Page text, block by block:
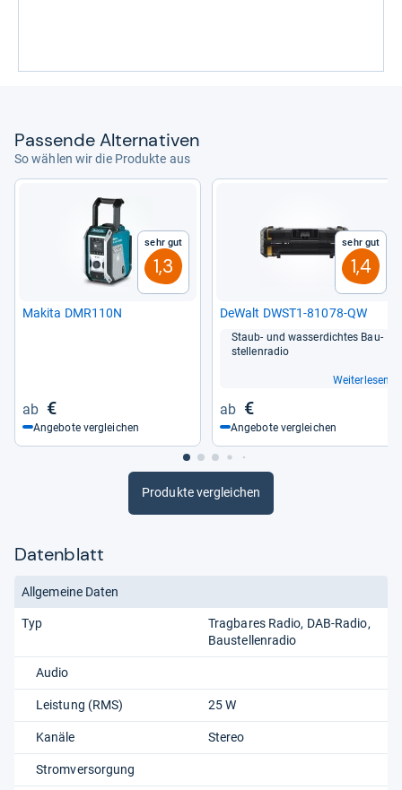
Pas­sende Alter­na­ti­ven
So wählen wir die Produkte aus
Sehr gut
1,3
Makita DMR110N
€
Angebote vergleichen
Sehr gut
1,4
DeWalt DWST1-​81078-​QW
Staub-​ und was­ser­dich­tes Bau­
stel­len­ra­dio
Weiterlesen
€
Angebote vergleichen
Produkte vergleichen
Datenblatt
Allgemeine Daten
Typ Tragbares Radio DAB-Radio
Baustellenradio
Audio
Leistung (RMS) 25 W
Kanäle Stereo
Stromversorgung